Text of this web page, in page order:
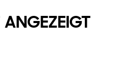
ANGEZEIGT